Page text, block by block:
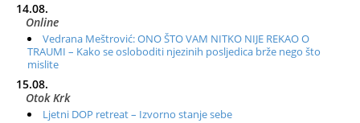
14.08.
Online
Vedrana Meštrović: ONO ŠTO VAM NITKO NIJE REKAO O
TRAUMI – Kako se osloboditi njezinih posljedica brže nego što
mislite
15.08.
Otok Krk
Ljetni DOP retreat – Izvorno stanje sebe